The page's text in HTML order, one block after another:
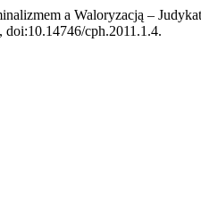
a Waloryzacją –
doi:10.14746/cph.2011.1.4.